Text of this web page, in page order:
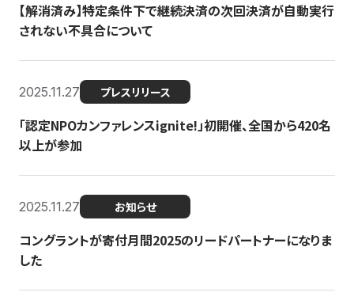
【解消済み】特定条件下で継続決済の次回決済が自動実行
されない不具合について
2025.11.27 プレスリリース
「認定NPOカンファレンスignite!」初開催、全国から420名
以上が参加
2025.11.27 お知らせ
コングラントが寄付月間2025のリードパートナーになりま
した